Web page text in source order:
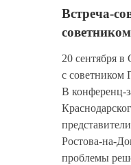
Встреча-
20 сентября в
с советником
В конференц-
Ростова-на-
проблемы